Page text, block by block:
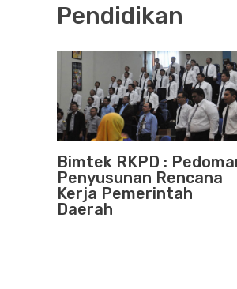
Pendidikan
Bimtek RKPD :
Penyusunan Rencana
Kerja Pemerintah
Daerah